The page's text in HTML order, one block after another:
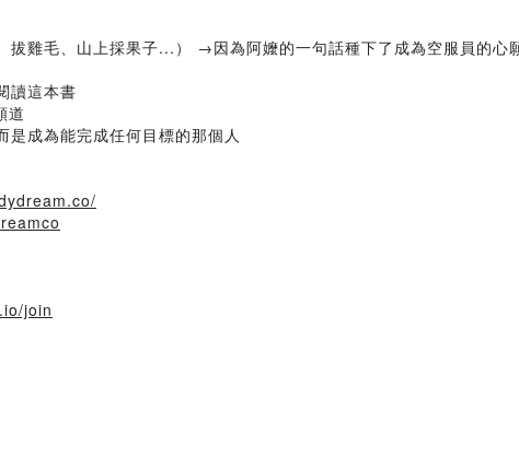
拔雞毛、山上採果子...） →因為阿嬤的一句話種下了成為空服員的心
讀這本書
道
成為能完成任何目標的那個人
join